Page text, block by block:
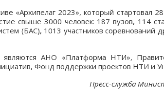
«Архипелаг 2023», который стартовал
свыше 3000 человек: 187 вузов, 114
(БАС), 1013 участников соревнований
являются АНО «Платформа НТИ»,
Фонд поддержки проектов НТИ и
Пресс-служба